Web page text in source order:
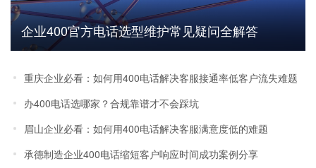
企业400官方电话选型维护常见疑问全解答
重庆企业必看：如何用400电话解决客服接通率低客户流失难题
办400电话选哪家？合规靠谱才不会踩坑
眉山企业必看：如何用400电话解决客服满意度低的难题
承德制造企业400电话缩短客户响应时间成功案例分享